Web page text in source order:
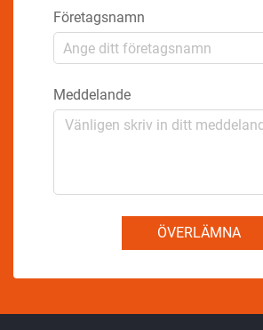
Företagsnamn
Meddelande
ÖVERLÄMNA